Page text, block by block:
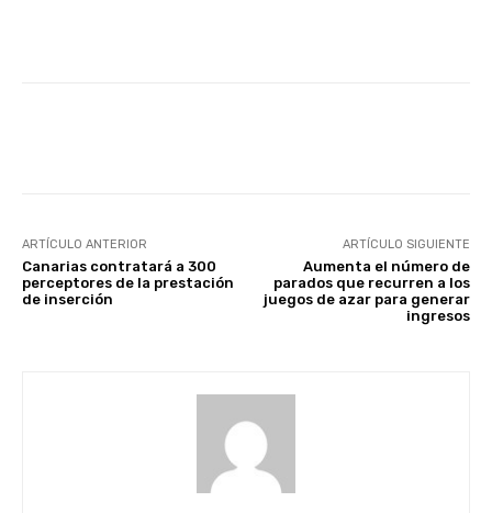
ARTÍCULO ANTERIOR
Canarias contratará a 300
perceptores de la prestación
de inserción
ARTÍCULO SIGUIENTE
Aumenta el número de
parados que recurren a los
juegos de azar para generar
ingresos